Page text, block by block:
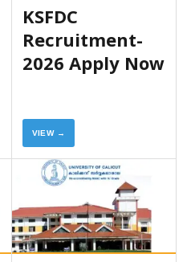
KSFDC
Recruitment-
2026 Apply Now
VIEW →